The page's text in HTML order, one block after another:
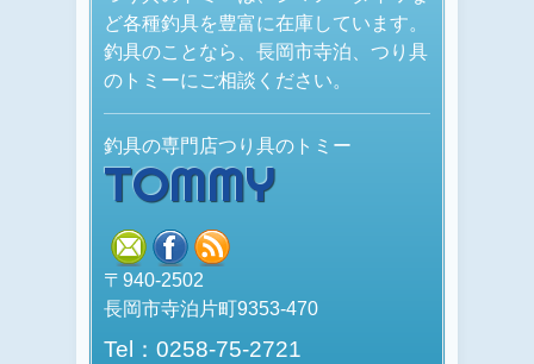
ど各種釣具を豊富に在庫しています。
釣具のことなら、長岡市寺泊、つり具
のトミーにご相談ください。
釣具の専門店つり具のトミー
TOMMY
mail facebook
〒940-2502
長岡市寺泊片町9353-470
Tel：0258-75-2721